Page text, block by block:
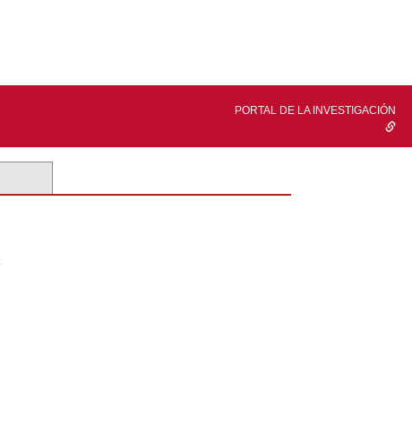
PORTAL DE LA INVESTIGACIÓN